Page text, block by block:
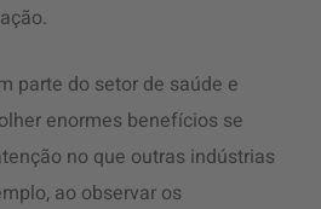
parte do setor de saúde e
enormes benefícios se
no que outras indústrias
ao observar os